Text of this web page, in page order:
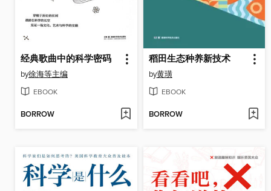
经典歌曲中的科学密码
by徐海等主编
EBOOK
BORROW
稻田生态种养新技术
by黄璜
EBOOK
BORROW